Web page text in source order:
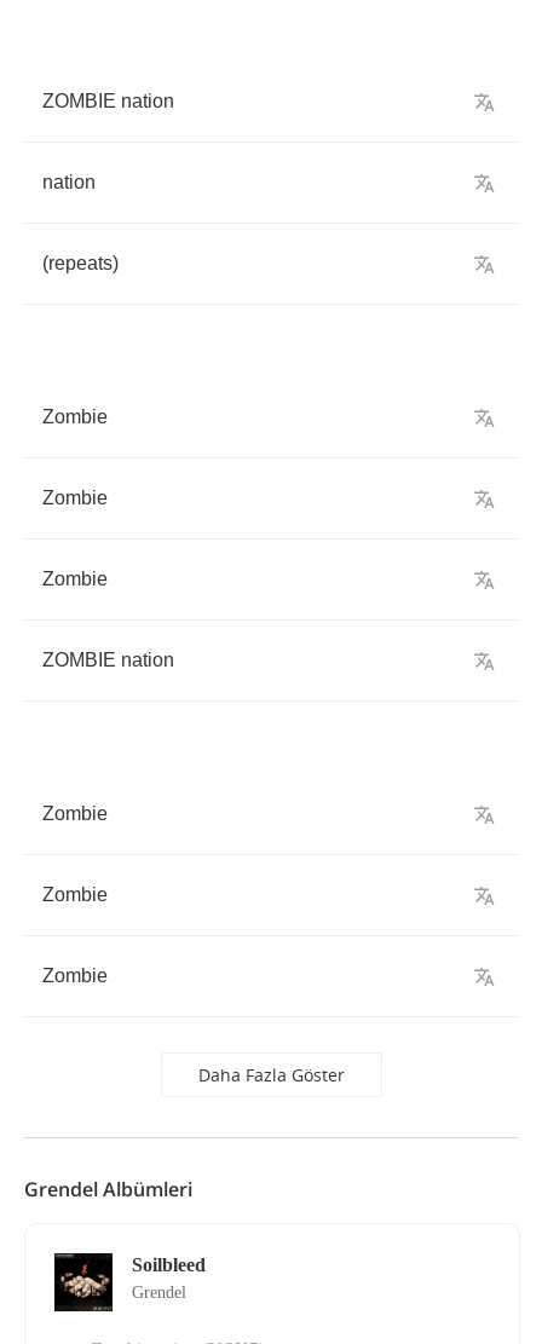
ZOMBIE nation
nation
(repeats)
Zombie
Zombie
Zombie
ZOMBIE nation
Zombie
Zombie
Zombie
Daha Fazla Göster
Grendel Albümleri
Soilbleed
Grendel